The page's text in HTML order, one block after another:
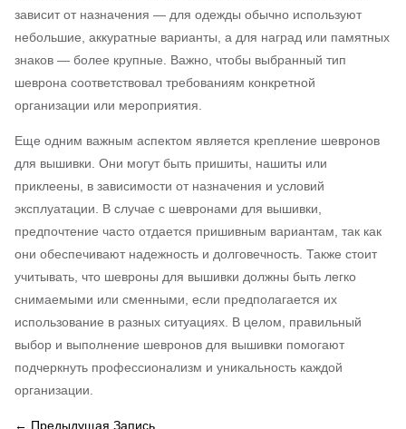
зависит от назначения — для одежды обычно используют
небольшие, аккуратные варианты, а для наград или памятных
знаков — более крупные. Важно, чтобы выбранный тип
шеврона соответствовал требованиям конкретной
организации или мероприятия.
Еще одним важным аспектом является крепление шевронов
для вышивки. Они могут быть пришиты, нашиты или
приклеены, в зависимости от назначения и условий
эксплуатации. В случае с шевронами для вышивки,
предпочтение часто отдается пришивным вариантам, так как
они обеспечивают надежность и долговечность. Также стоит
учитывать, что шевроны для вышивки должны быть легко
снимаемыми или сменными, если предполагается их
использование в разных ситуациях. В целом, правильный
выбор и выполнение шевронов для вышивки помогают
подчеркнуть профессионализм и уникальность каждой
организации.
← Предыдущая Запись